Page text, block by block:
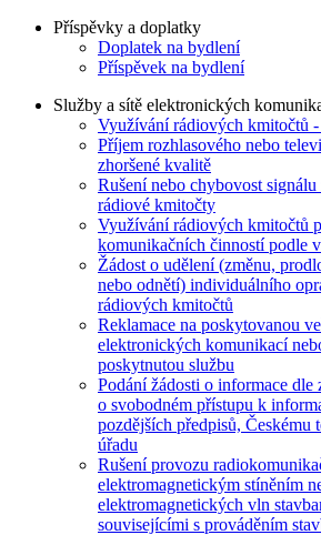
Příspěvky a doplatky
Doplatek na bydlení
Příspěvek na bydlení
Služby a sítě elektronických
Využívání rádiových kmitočtů
Příjem rozhlasového nebo
zhoršené kvalitě
Rušení nebo chybovost
rádiové kmitočty
Využívání rádiových kmitočtů
komunikačních činností podle
Žádost o udělení (změnu,
nebo odnětí) individuálního
rádiových kmitočtů
Reklamace na poskytovanou
elektronických komunikací
poskytnutou službu
Podání žádosti o informace dle
o svobodném přístupu k
pozdějších předpisů, Českému
úřadu
Rušení provozu
elektromagnetickým stíněním
elektromagnetických vln
souvisejícími s prováděním